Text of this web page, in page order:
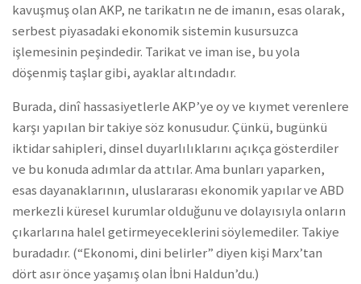
kavuşmuş olan AKP, ne tarikatın ne de imanın, esas olarak,
serbest piyasadaki ekonomik sistemin kusursuzca
işlemesinin peşindedir. Tarikat ve iman ise, bu yola
döşenmiş taşlar gibi, ayaklar altındadır.
Burada, dinî hassasiyetlerle AKP’ye oy ve kıymet verenlere
karşı yapılan bir takiye söz konusudur. Çünkü, bugünkü
iktidar sahipleri, dinsel duyarlılıklarını açıkça gösterdiler
ve bu konuda adımlar da attılar. Ama bunları yaparken,
esas dayanaklarının, uluslararası ekonomik yapılar ve ABD
merkezli küresel kurumlar olduğunu ve dolayısıyla onların
çıkarlarına halel getirmeyeceklerini söylemediler. Takiye
buradadır. (“Ekonomi, dini belirler” diyen kişi Marx’tan
dört asır önce yaşamış olan İbni Haldun’du.)